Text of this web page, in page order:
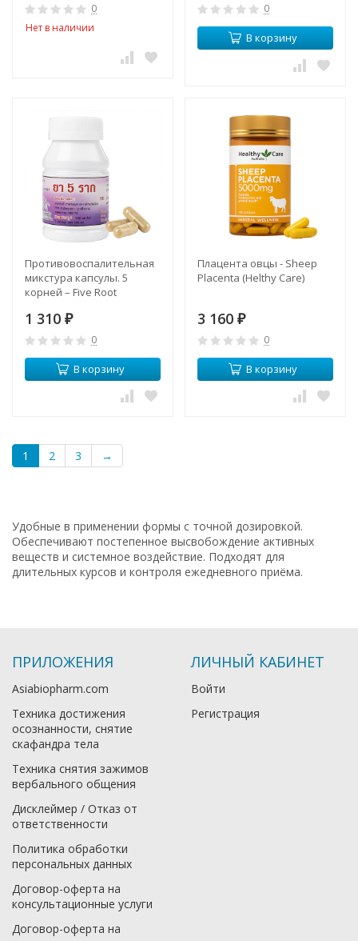
0
Нет в наличии
0
В корзину
Противовоспалительная
микстура капсулы. 5
корней – Five Root
1 310 ₽
0
В корзину
Плацента овцы - Sheep
Placenta (Helthy Care)
3 160 ₽
0
В корзину
1 2 3 →
Удобные в применении формы с точной дозировкой.
Обеспечивают постепенное высвобождение активных
веществ и системное воздействие. Подходят для
длительных курсов и контроля ежедневного приёма.
ПРИЛОЖЕНИЯ
Asiabiopharm.com
Техника достижения
осознанности, снятие
скафандра тела
Техника снятия зажимов
вербального общения
Дисклеймер / Отказ от
ответственности
Политика обработки
персональных данных
Договор-оферта на
консультационные услуги
Договор-оферта на
ЛИЧНЫЙ КАБИНЕТ
Войти
Регистрация